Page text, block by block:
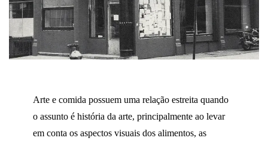
Arte e comida possuem uma relação estreita quando
o assunto é história da arte, principalmente ao levar
em conta os aspectos visuais dos alimentos, as